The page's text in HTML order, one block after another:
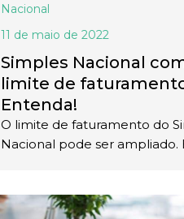
Nacional
11 de maio de 2022
Simples Nacional
limite de
Entenda!
O limite de faturamento do
Nacional pode ser ampliado.